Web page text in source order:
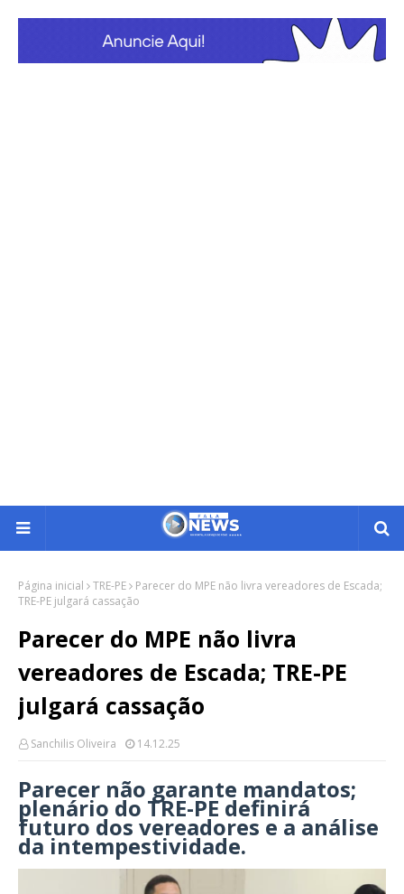
Página inicial TRE-PE
Parecer do MPE não livra vereadores de Escada;
TRE-PE julgará cassação
Parecer do MPE não livra
vereadores de Escada; TRE-PE
julgará cassação
Sanchilis Oliveira 14.12.25
Parecer não garante mandatos;
plenário do TRE-PE definirá
futuro dos vereadores e a análise
da intempestividade.